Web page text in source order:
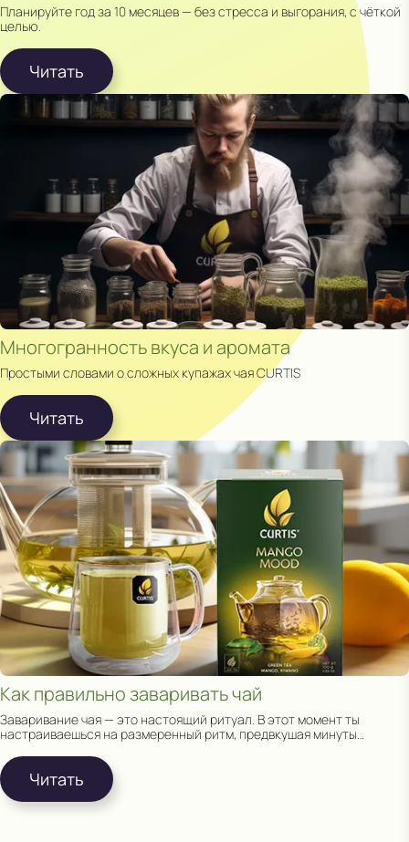
Планируйте год за 10 месяцев — без стресса и выгорания, с чёткой
целью.
Читать
Многогранность вкуса и аромата
Простыми словами о сложных купажах чая CURTIS
Читать
Как правильно заваривать чай
Заваривание чая — это настоящий ритуал. В этот момент ты
настраиваешься на размеренный ритм, предвкушая минуты
Читать